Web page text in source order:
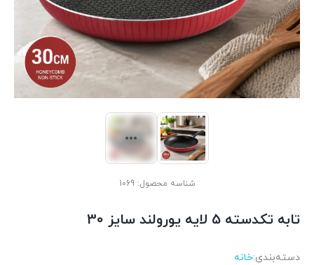
شناسه محصول: 1069
تابه تکدسته 5 لایه یورولند سایز 30
دسته‌بندی‌:خانه